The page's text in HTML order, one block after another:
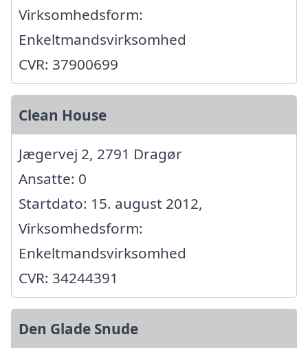
Virksomhedsform:
Enkeltmandsvirksomhed
CVR: 37900699
Clean House
Jægervej 2, 2791 Dragør
Ansatte: 0
Startdato: 15. august 2012,
Virksomhedsform:
Enkeltmandsvirksomhed
CVR: 34244391
Den Glade Snude